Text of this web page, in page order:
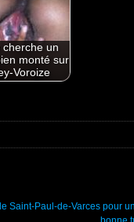
cherche un
monté sur
Voroize
Saint-Paul-de-Varces pour